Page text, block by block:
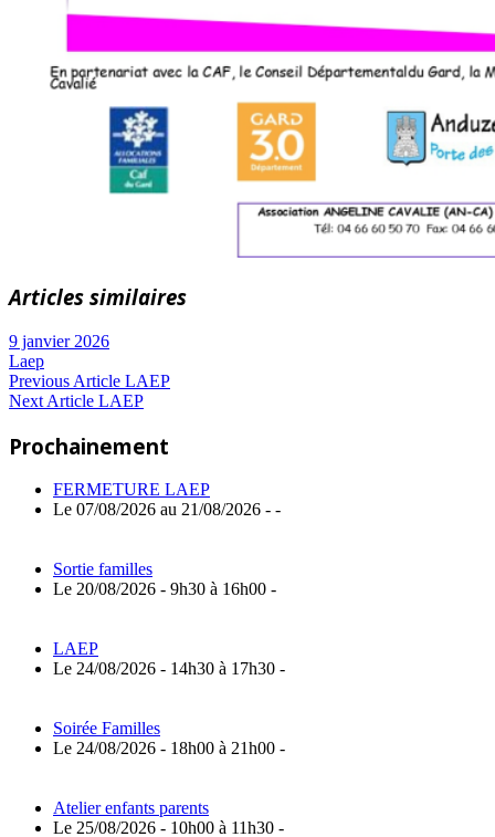
Articles similaires
9 janvier 2026
Laep
Navigation
l’article
Previous ArticlePrevious
Post:
LAEP
Next ArticleNext
LAEP
Prochainement
FERMETURE LAEP
Le 07/08/2026 au 21/08/2026 - -
Sortie familles
Le 20/08/2026 - 9h30 à 16h00 -
LAEP
Le 24/08/2026 - 14h30 à 17h30 -
Soirée Familles
Le 24/08/2026 - 18h00 à 21h00 -
Atelier enfants parents
Le 25/08/2026 - 10h00 à 11h30 -